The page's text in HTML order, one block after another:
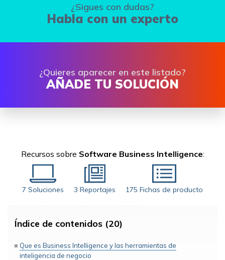
¿Sigues con dudas?
Habla con un experto
¿Quieres aparecer en este listado?
AÑADE TU SOLUCIÓN
Recursos sobre Software Business Intelligence:
7 Soluciones 3 Reportajes 175 Fichas de producto
Índice de contenidos (20)
Que es Business Intelligence y las herramientas de
inteligencia de negocio